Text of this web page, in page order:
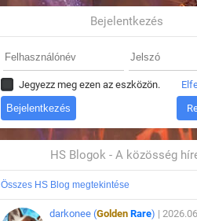
Bejelentkezés
Jegyezz meg ezen az eszközön.
HS Blogok - A közösség
Összes HS Blog megtekintése
darkonee (Golden Rare) |